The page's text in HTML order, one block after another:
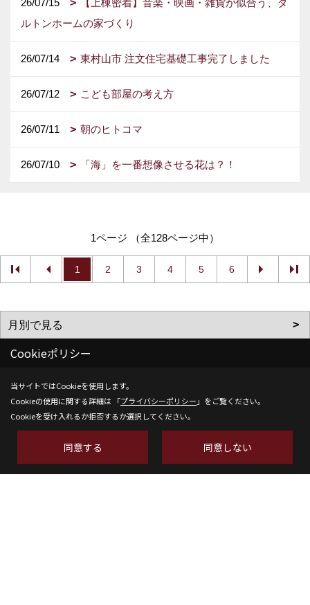
ルトンホームの家づくり
26/07/14 東村山市 注文住宅基礎工事完了しました
26/07/12 こども部屋の考え方
26/07/11 朝のヒトコマ
26/07/10 「海」を一番想像させる花は？！
1ページ （全128ページ中）
1 2 3 4 5 6
株式会社SH-Space
〒350-1316
埼玉県狭山市南入曽558-9
Cookieポリシー
当サイトではCookieを使用します。
Cookieの使用に関する詳細は 「プライバシーポリシー 」をご覧ください。
Cookieを受け入れるか拒否するか選択してください。
同意する 同意しない